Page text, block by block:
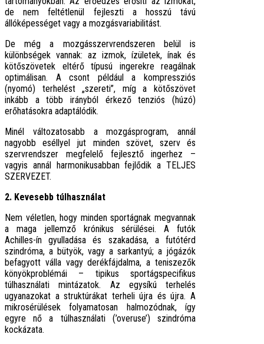
de nem feltétlenül fejleszti a hosszú távú
állóképességet vagy a mozgásvariabilitást.
De még a mozgásszervrendszeren belül is
különbségek vannak: az izmok, ízületek, ínak és
kötőszövetek eltérő típusú ingerekre reagálnak
optimálisan. A csont például a kompressziós
(nyomó) terhelést „szereti”, míg a kötőszövet
inkább a több irányból érkező tenziós (húzó)
erőhatásokra adaptálódik.
Minél változatosabb a mozgásprogram, annál
nagyobb eséllyel jut minden szövet, szerv és
szervrendszer megfelelő fejlesztő ingerhez –
vagyis annál harmonikusabban fejlődik a TELJES
SZERVEZET.
2. Kevesebb túlhasználat
Nem véletlen, hogy minden sportágnak megvannak
a maga jellemző krónikus sérülései. A futók
Achilles-ín gyulladása és szakadása, a futótérd
szindróma, a bütyök, vagy a sarkantyú; a jógázók
befagyott válla vagy derékfájdalma, a teniszezők
könyökproblémái – tipikus sportágspecifikus
túlhasználati mintázatok. Az egysíkú terhelés
ugyanazokat a struktúrákat terheli újra és újra. A
mikrosérülések folyamatosan halmozódnak, így
egyre nő a túlhasználati (’overuse’) szindróma
kockázata.